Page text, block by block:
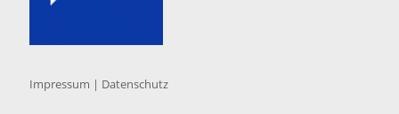
Impressum | Datenschutz